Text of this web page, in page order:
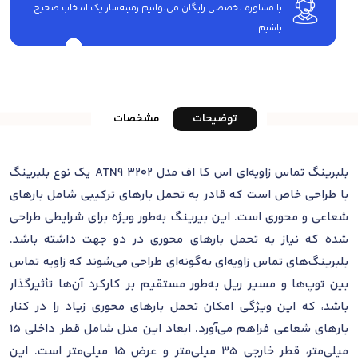
با مشاوره تخصصی رایگان می‌توانیم زمینه‌ساز یک انتخاب صحیح
باشیم.
توضیحات مشخصات
بلبرینگ تماس زاویه‌ای اس کا اف مدل 3202 ATN9 یک نوع بلبرینگ
با طراحی خاص است که قادر به تحمل بارهای ترکیبی شامل بارهای
شعاعی و محوری است. این بیرینگ به‌طور ویژه برای شرایطی طراحی
شده که نیاز به تحمل بارهای محوری در دو جهت داشته باشد.
بلبرینگ‌های تماس زاویه‌ای به‌گونه‌ای طراحی می‌شوند که زاویه تماس
بین توپ‌ها و مسیر ریل به‌طور مستقیم بر کارکرد آن‌ها تأثیرگذار
باشد، که این ویژگی امکان تحمل بارهای محوری زیاد را در کنار
بارهای شعاعی فراهم می‌آورد. ابعاد این مدل شامل قطر داخلی 15
میلی‌متر، قطر خارجی 35 میلی‌متر و عرض 15 میلی‌متر است. این